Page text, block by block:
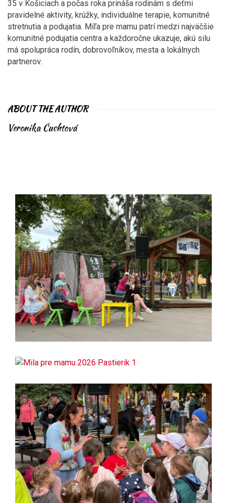
35 v Košiciach a počas roka prináša rodinám s deťmi
pravidelné aktivity, krúžky, individuálne terapie, komunitné
stretnutia a podujatia. Míľa pre mamu patrí medzi najväčšie
komunitné podujatia centra a každoročne ukazuje, akú silu
má spolupráca rodín, dobrovoľníkov, mesta a lokálnych
partnerov.
ABOUT THE AUTHOR
Veronika Čuchtová